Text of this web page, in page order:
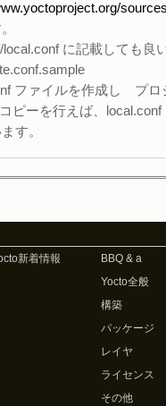
に記載しても良
ファイルを作成し プロ
ピーを行えば、local.conf
す。
新着情報
BBQ & a
Yocto全般
構築
パッケージ
レイヤ
ライセンス
その他